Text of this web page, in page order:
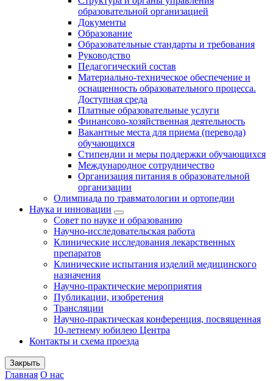
образовательной организацией
Документы
Образование
Образовательные стандарты и требования
Руководство
Педагогический состав
Материально-техническое обеспечение и
оснащенность образовательного процесса.
Доступная среда
Платные образовательные услуги
Финансово-хозяйственная деятельность
Вакантные места для приема (перевода)
обучающихся
Стипендии и меры поддержки обучающихся
Международное сотрудничество
Организация питания в образовательной
организации
Олимпиада по травматологии и ортопедии
Наука и инновации
Совет по науке и образованию
Научно-исследовательская работа
Клинические исследования лекарственных
препаратов
Клинические испытания изделий медицинского
назначения
Научно-практические мероприятия
Публикации, изобретения
Трансляции
Научно-практическая конференция, посвященная
10-летнему юбилею Центра
Контакты и схема проезда
Закрыть
Главная О нас